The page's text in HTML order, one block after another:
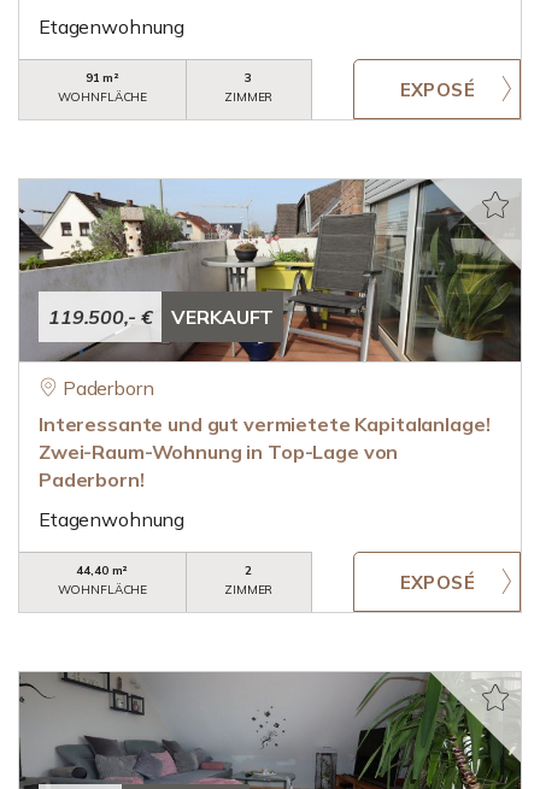
Etagenwohnung
91 m²
WOHNFLÄCHE
3
ZIMMER
119.500,- € VERKAUFT
Paderborn
Interessante und gut vermietete Kapitalanlage!
Zwei-Raum-Wohnung in Top-Lage von
Paderborn!
Etagenwohnung
44,40 m²
WOHNFLÄCHE
2
ZIMMER